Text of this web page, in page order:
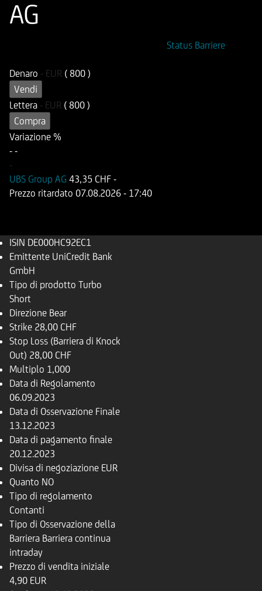
AG
Status Barriere
Denaro - EUR ( 800 )
Vendi
Lettera - EUR ( 800 )
Compra
Variazione %
- -
-
UBS Group AG 43,35 CHF -
Prezzo ritardato 07.08.2026 - 17:40
ISIN DE000HC92EC1
Emittente UniCredit Bank
GmbH
Tipo di prodotto Turbo
Short
Direzione Bear
Strike 28,00 CHF
Stop Loss (Barriera di Knock
Out) 28,00 CHF
Multiplo 1,000
Data di Regolamento
06.09.2023
Data di Osservazione Finale
13.12.2023
Data di pagamento finale
20.12.2023
Divisa di negoziazione EUR
Quanto NO
Tipo di regolamento
Contanti
Tipo di Osservazione della
Barriera Barriera continua
intraday
Prezzo di vendita iniziale
4,90 EUR